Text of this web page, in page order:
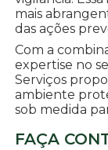
mais
das ações
Com a
expertise no
Serviços
ambiente
sob medida
FAÇA